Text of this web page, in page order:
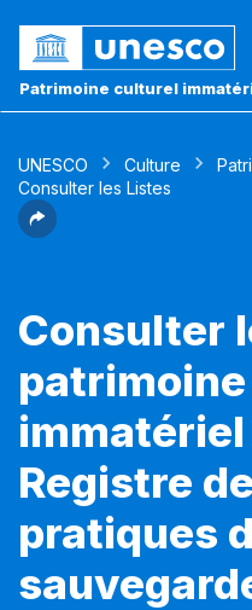
Patrimoine culturel
UNESCO Culture
Consulter les Listes
Consulter
immatériel
Registre
pratiques